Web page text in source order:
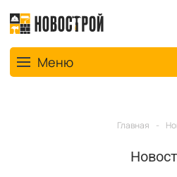
Toggle navigation
Меню
Главная -